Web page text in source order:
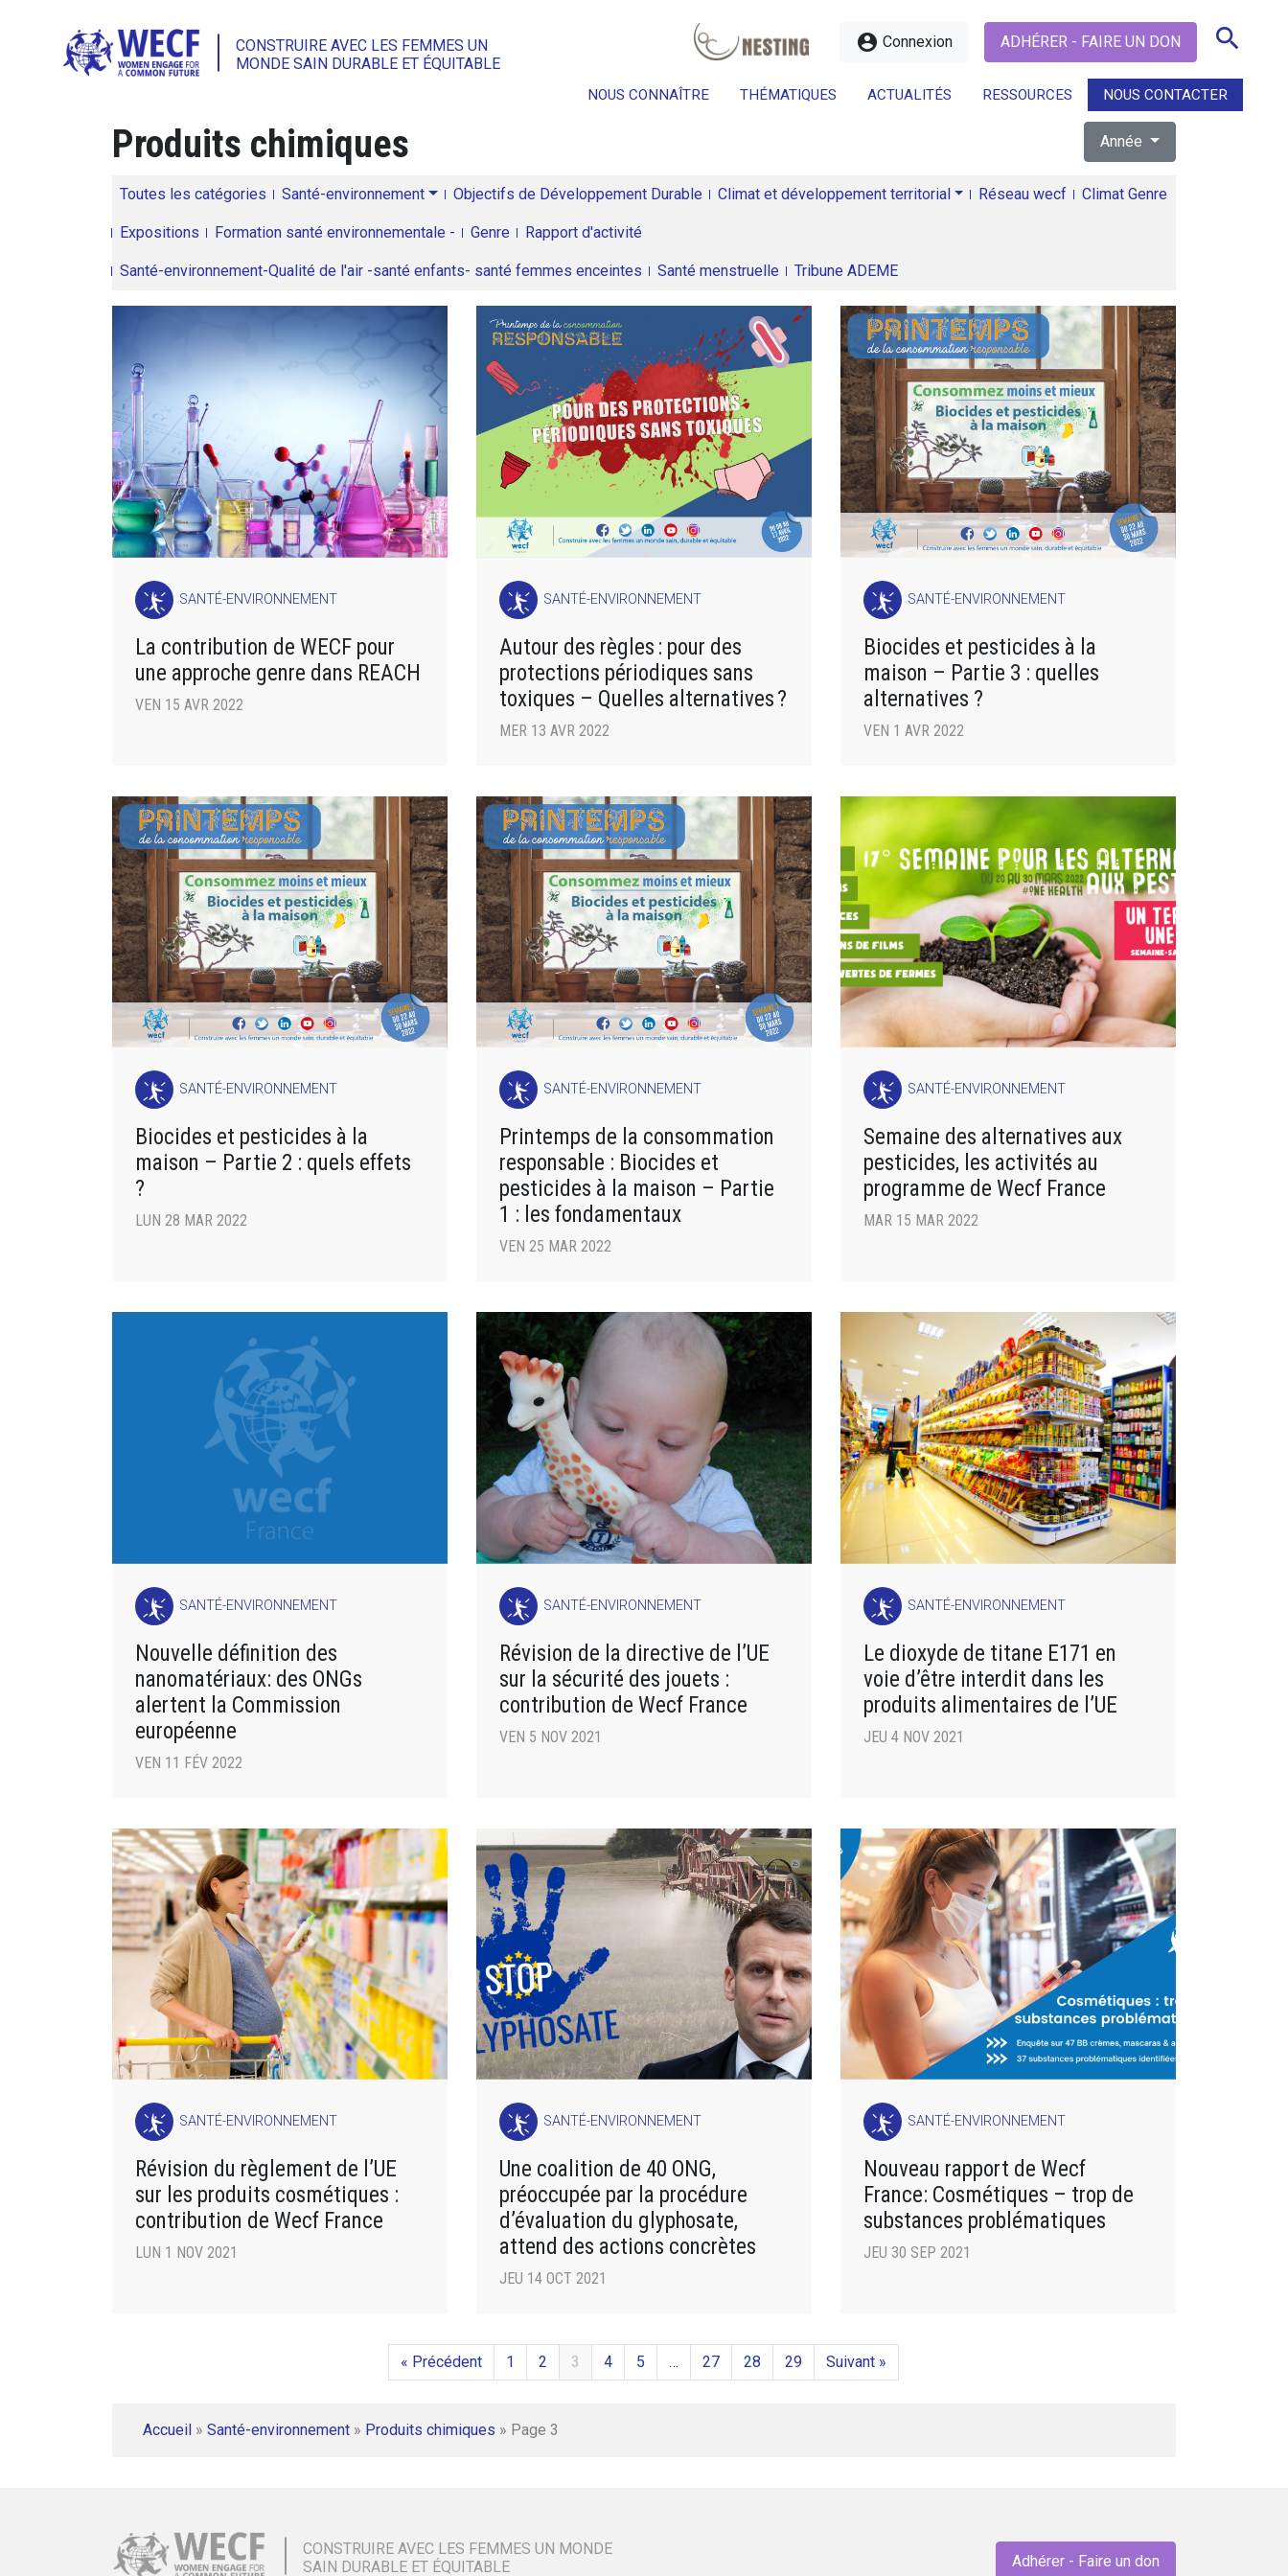
CONSTRUIRE AVEC LES FEMMES UN
MONDE SAIN DURABLE ET ÉQUITABLE
account_circle Connexion ADHÉRER - FAIRE UN DON search
NOUS CONNAÎTRE THÉMATIQUES ACTUALITÉS RESSOURCES NOUS CONTACTER
search
Produits chimiques Année
Toutes les catégories Santé-environnement Objectifs de Développement Durable Climat et développement territorial Réseau wecf Climat Genre
Expositions Formation santé environnementale - Genre Rapport d'activité
Santé-environnement-Qualité de l'air -santé enfants- santé femmes enceintes Santé menstruelle Tribune ADEME
SANTÉ-ENVIRONNEMENT
La contribution de WECF pour
une approche genre dans REACH
VEN 15 AVR 2022
SANTÉ-ENVIRONNEMENT
Autour des règles : pour des
protections périodiques sans
toxiques – Quelles alternatives ?
MER 13 AVR 2022
SANTÉ-ENVIRONNEMENT
Biocides et pesticides à la
maison – Partie 3 : quelles
alternatives ?
VEN 1 AVR 2022
SANTÉ-ENVIRONNEMENT
Biocides et pesticides à la
maison – Partie 2 : quels effets
?
LUN 28 MAR 2022
SANTÉ-ENVIRONNEMENT
Printemps de la consommation
responsable : Biocides et
pesticides à la maison – Partie
1 : les fondamentaux
VEN 25 MAR 2022
SANTÉ-ENVIRONNEMENT
Semaine des alternatives aux
pesticides, les activités au
programme de Wecf France
MAR 15 MAR 2022
SANTÉ-ENVIRONNEMENT
Nouvelle définition des
nanomatériaux: des ONGs
alertent la Commission
européenne
VEN 11 FÉV 2022
SANTÉ-ENVIRONNEMENT
Révision de la directive de l’UE
sur la sécurité des jouets :
contribution de Wecf France
VEN 5 NOV 2021
SANTÉ-ENVIRONNEMENT
Le dioxyde de titane E171 en
voie d’être interdit dans les
produits alimentaires de l’UE
JEU 4 NOV 2021
SANTÉ-ENVIRONNEMENT
Révision du règlement de l’UE
sur les produits cosmétiques :
contribution de Wecf France
LUN 1 NOV 2021
SANTÉ-ENVIRONNEMENT
Une coalition de 40 ONG,
préoccupée par la procédure
d’évaluation du glyphosate,
attend des actions concrètes
JEU 14 OCT 2021
SANTÉ-ENVIRONNEMENT
Nouveau rapport de Wecf
France: Cosmétiques – trop de
substances problématiques
JEU 30 SEP 2021
« Précédent 1 2 3 4 5 … 27 28 29 Suivant »
Accueil » Santé-environnement » Produits chimiques » Page 3
CONSTRUIRE AVEC LES FEMMES UN MONDE
SAIN DURABLE ET ÉQUITABLE
Adhérer - Faire un don